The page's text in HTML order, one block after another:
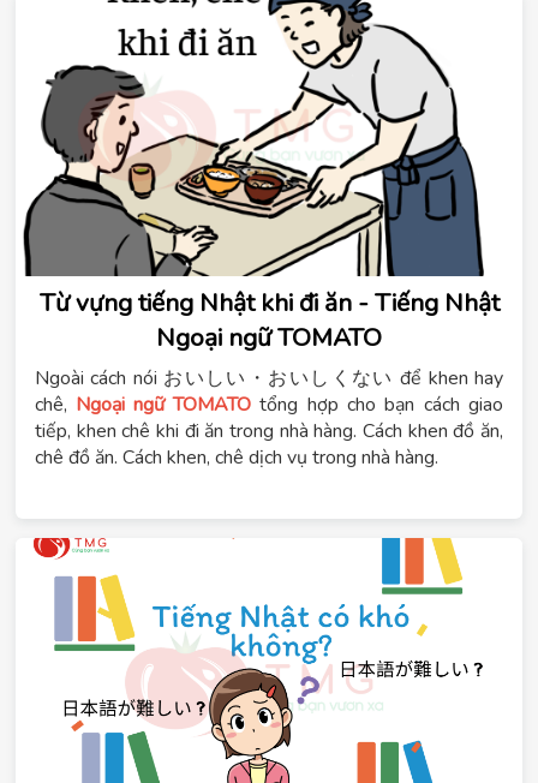
Từ vựng tiếng Nhật khi đi ăn - Tiếng Nhật
Ngoại ngữ TOMATO
Ngoài cách nói おいしい・おいしくない để khen hay
chê, Ngoại ngữ TOMATO tổng hợp cho bạn cách giao
tiếp, khen chê khi đi ăn trong nhà hàng. Cách khen đồ ăn,
chê đồ ăn. Cách khen, chê dịch vụ trong nhà hàng.